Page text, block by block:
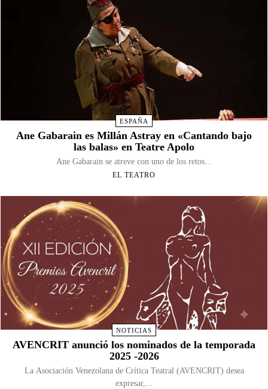
ESPAÑA
Ane Gabarain es Millán Astray en «Cantando bajo
las balas» en Teatre Apolo
Ane Gabarain se atreve con uno de los retos...
EL TEATRO
NOTICIAS
AVENCRIT anunció los nominados de la temporada
2025 -2026
La Asociación Venezolana de Crítica Teatral (AVENCRIT) desea
expresar,...